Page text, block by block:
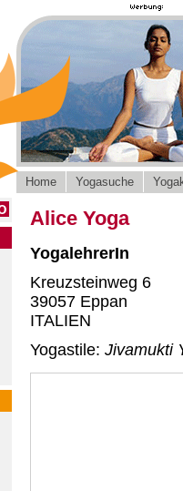
Home Yogasuche
Alice Yoga
YogalehrerIn
Kreuzsteinweg 6
39057 Eppan
ITALIEN
Yogastile: Jivamukti